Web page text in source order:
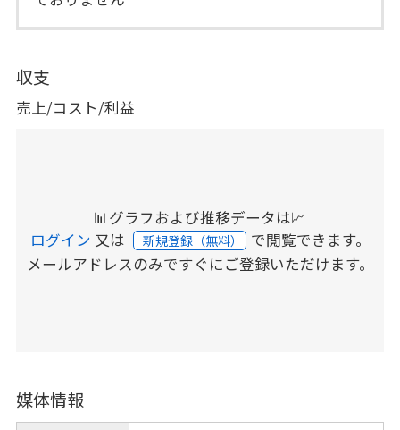
収支
売上/コスト/利益
📊グラフおよび推移データは📈
ログイン 又は 新規登録（無料） で閲覧できます。
メールアドレスのみですぐにご登録いただけます。
媒体情報